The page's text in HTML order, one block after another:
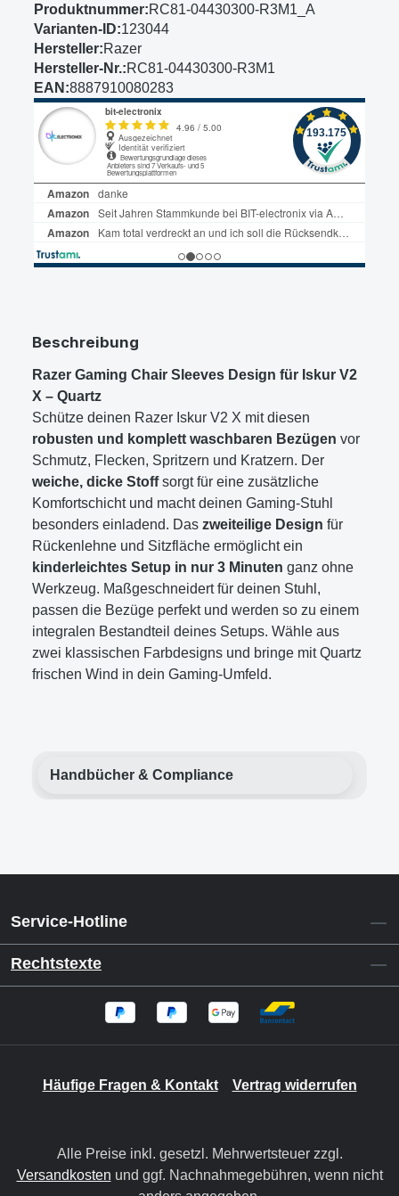
Produktnummer:RC81-04430300-R3M1_A
Varianten-ID:123044
Hersteller:Razer
Hersteller-Nr.:RC81-04430300-R3M1
EAN:8887910080283
Beschreibung
Razer Gaming Chair Sleeves Design für Iskur V2
X – Quartz
Schütze deinen Razer Iskur V2 X mit diesen
robusten und komplett waschbaren Bezügen vor
Schmutz, Flecken, Spritzern und Kratzern. Der
weiche, dicke Stoffsorgt für eine zusätzliche
Komfortschicht und macht deinen Gaming-Stuhl
besonders einladend. Das zweiteilige Design für
Rückenlehne und Sitzfläche ermöglicht ein
kinderleichtes Setup in nur 3 Minuten ganz ohne
Werkzeug. Maßgeschneidert für deinen Stuhl,
passen die Bezüge perfekt und werden so zu einem
integralen Bestandteil deines Setups. Wähle aus
zwei klassischen Farbdesigns und bringe mit Quartz
frischen Wind in dein Gaming-Umfeld.
Handbücher & Compliance
Service-Hotline
Rechtstexte
Häufige Fragen & Kontakt Vertrag widerrufen
Alle Preise inkl. gesetzl. Mehrwertsteuer zzgl.
Versandkosten und ggf. Nachnahmegebühren, wenn nicht